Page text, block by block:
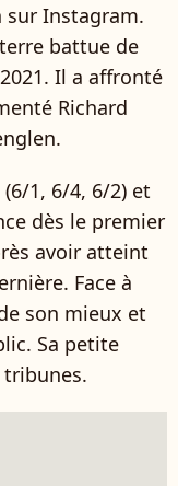
sur Instagram.
battue de
Il a affronté
Richard
1, 6/4, 6/2) et
dès le premier
avoir atteint
Face à
son mieux et
Sa petite